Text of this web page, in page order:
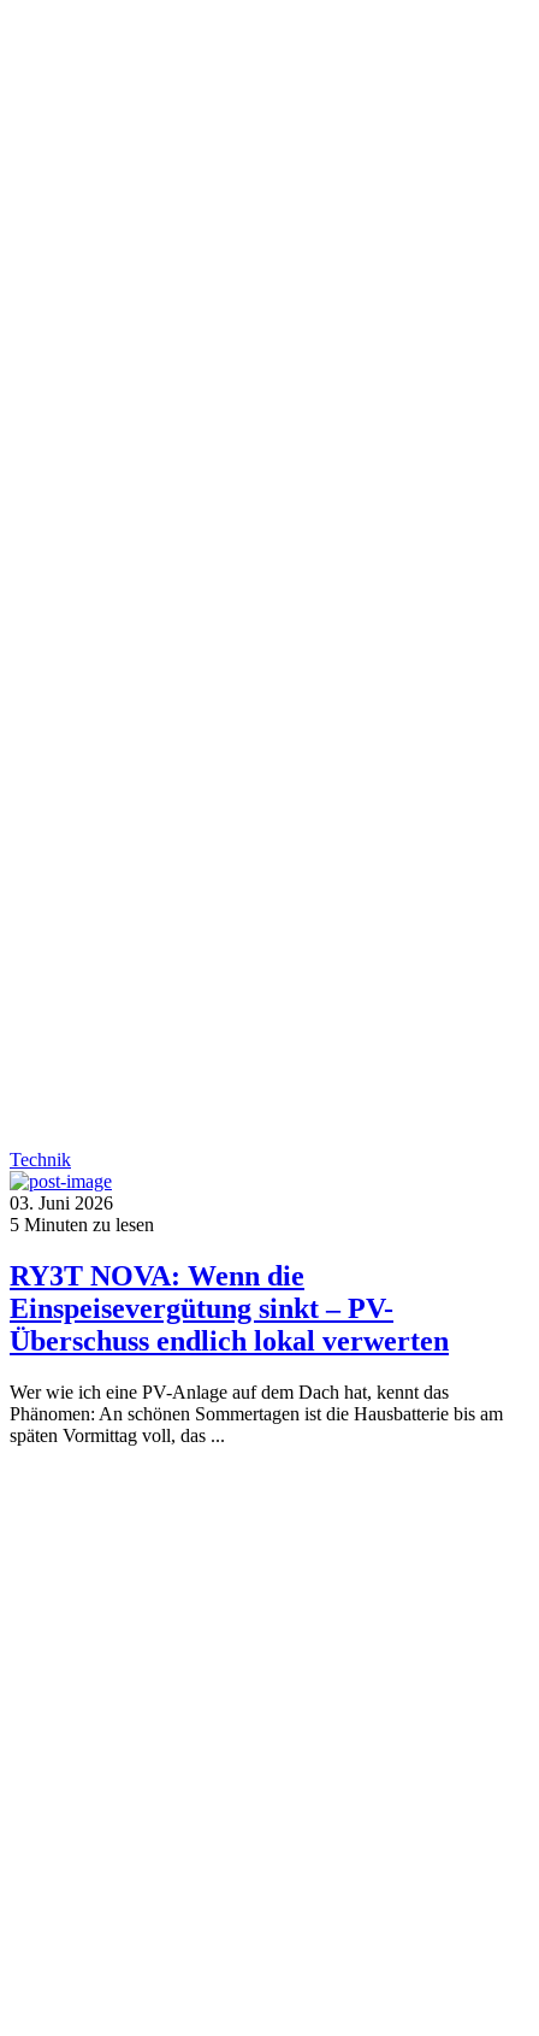
Technik
03. Juni 2026
5 Minuten zu lesen
RY3T NOVA: Wenn die
Einspeisevergütung sinkt – PV-
Überschuss endlich lokal verwerten
Wer wie ich eine PV-Anlage auf dem Dach hat, kennt das
Phänomen: An schönen Sommertagen ist die Hausbatterie bis am
späten Vormittag voll, das ...